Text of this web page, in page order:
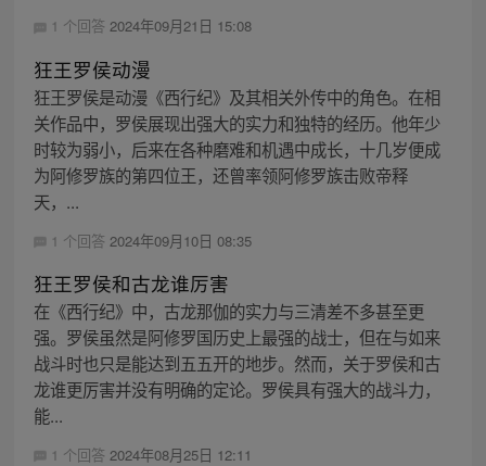
1 个回答 2024年09月21日 15:08
狂王罗侯动漫
狂王罗侯是动漫《西行纪》及其相关外传中的角色。在相
关作品中，罗侯展现出强大的实力和独特的经历。他年少
时较为弱小，后来在各种磨难和机遇中成长，十几岁便成
为阿修罗族的第四位王，还曾率领阿修罗族击败帝释
天，...
1 个回答 2024年09月10日 08:35
狂王罗侯和古龙谁厉害
在《西行纪》中，古龙那伽的实力与三清差不多甚至更
强。罗侯虽然是阿修罗国历史上最强的战士，但在与如来
战斗时也只是能达到五五开的地步。然而，关于罗侯和古
龙谁更厉害并没有明确的定论。罗侯具有强大的战斗力，
能...
1 个回答 2024年08月25日 12:11